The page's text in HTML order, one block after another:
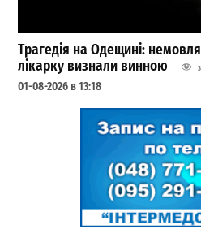
Трагедія на Одещині:
лікарку визнали винною
01-08-2026 в 13:18